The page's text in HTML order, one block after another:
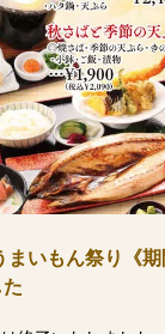
まいもん祭り《